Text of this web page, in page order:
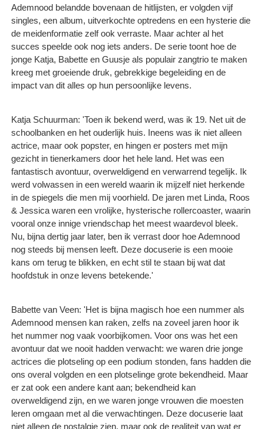
Ademnood belandde bovenaan de hitlijsten, er volgden vijf
singles, een album, uitverkochte optredens en een hysterie die
de meidenformatie zelf ook verraste. Maar achter al het
succes speelde ook nog iets anders. De serie toont hoe de
jonge Katja, Babette en Guusje als populair zangtrio te maken
kreeg met groeiende druk, gebrekkige begeleiding en de
impact van dit alles op hun persoonlijke levens.
Katja Schuurman: 'Toen ik bekend werd, was ik 19. Net uit de
schoolbanken en het ouderlijk huis. Ineens was ik niet alleen
actrice, maar ook popster, en hingen er posters met mijn
gezicht in tienerkamers door het hele land. Het was een
fantastisch avontuur, overweldigend en verwarrend tegelijk. Ik
werd volwassen in een wereld waarin ik mijzelf niet herkende
in de spiegels die men mij voorhield. De jaren met Linda, Roos
& Jessica waren een vrolijke, hysterische rollercoaster, waarin
vooral onze innige vriendschap het meest waardevol bleek.
Nu, bijna dertig jaar later, ben ik verrast door hoe Ademnood
nog steeds bij mensen leeft. Deze docuserie is een mooie
kans om terug te blikken, en echt stil te staan bij wat dat
hoofdstuk in onze levens betekende.'
Babette van Veen: 'Het is bijna magisch hoe een nummer als
Ademnood mensen kan raken, zelfs na zoveel jaren hoor ik
het nummer nog vaak voorbijkomen. Voor ons was het een
avontuur dat we nooit hadden verwacht: we waren drie jonge
actrices die plotseling op een podium stonden, fans hadden die
ons overal volgden en een plotselinge grote bekendheid. Maar
er zat ook een andere kant aan; bekendheid kan
overweldigend zijn, en we waren jonge vrouwen die moesten
leren omgaan met al die verwachtingen. Deze docuserie laat
niet alleen de nostalgie zien, maar ook de realiteit van wat er